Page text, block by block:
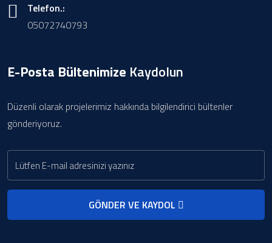
Telefon.:
05072740793
E-Posta Bültenimize Kaydolun
Düzenli olarak projelerimiz hakkında bilgilendirici bültenler
gönderiyoruz.
GÖNDER VE KAYDOL